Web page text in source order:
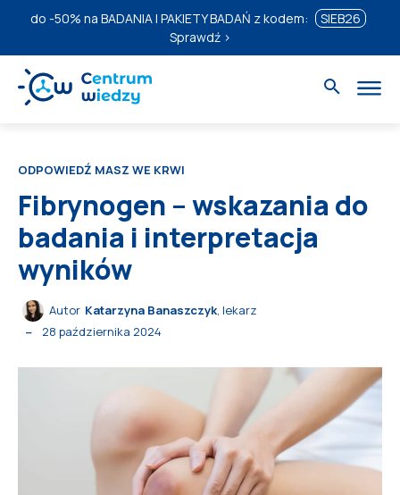
do -50% na BADANIA I PAKIETY BADAŃ z kodem:
SIEB26
Sprawdź ›
ODPOWIEDŹ MASZ WE KRWI
Fibrynogen – wskazania do
badania i interpretacja
wyników
Autor Katarzyna Banaszczyk, lekarz
28 października 2024